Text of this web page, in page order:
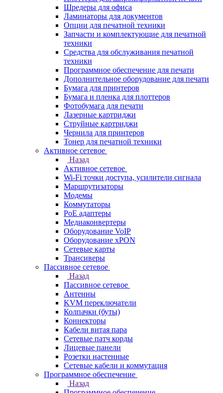
Шредеры для офиса
Ламинаторы для документов
Опции для печатной техники
Запчасти и комплектующие для печатной
техники
Средства для обслуживания печатной
техники
Программное обеспечение для печати
Дополнительное оборудование для печати
Бумага для принтеров
Бумага и пленка для плоттеров
Фотобумага для печати
Лазерные картриджи
Струйные картриджи
Чернила для принтеров
Тонер для печатной техники
Активное сетевое
Назад
Активное сетевое
Wi-Fi точки доступа, усилители сигнала
Маршрутизаторы
Модемы
Коммутаторы
PoE адаптеры
Медиаконвертеры
Оборудование VoIP
Оборудование xPON
Сетевые карты
Трансиверы
Пассивное сетевое
Назад
Пассивное сетевое
Антенны
KVM переключатели
Колпачки (буты)
Коннекторы
Кабели витая пара
Сетевые патч корды
Лицевые панели
Розетки настенные
Сетевые кабели и коммутация
Программное обеспечение
Назад